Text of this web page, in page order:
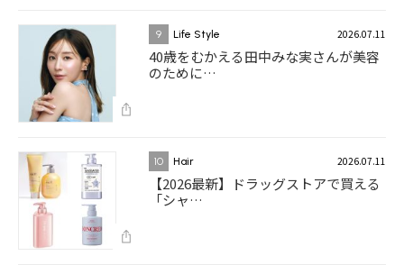
9 Life Style 2026.07.11
40歳をむかえる田中みな実さんが美容
のために…
10 Hair 2026.07.11
【2026最新】ドラッグストアで買える
「シャ…